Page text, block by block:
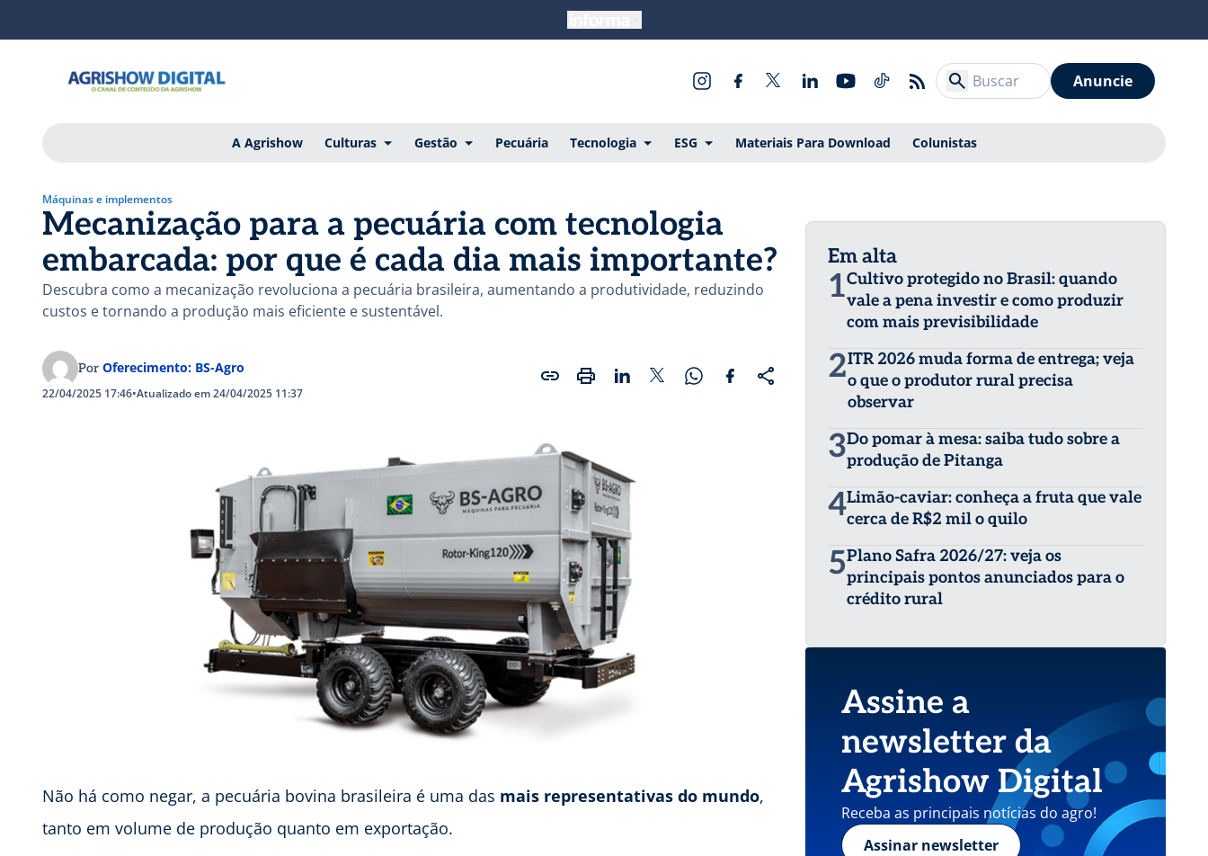
Anuncie
A Agrishow Culturas Gestão Pecuária Tecnologia ESG Materiais Para Download Colunistas
Máquinas e implementos
Mecanização para a pecuária com tecnologia
embarcada: por que é cada dia mais importante?
Descubra como a mecanização revoluciona a pecuária brasileira, aumentando a produtividade, reduzindo
custos e tornando a produção mais eficiente e sustentável.
Por Oferecimento: BS-Agro
22/04/2025 17:46•Atualizado em 24/04/2025 11:37
Não há como negar, a pecuária bovina brasileira é uma das mais representativas do mundo,
tanto em volume de produção quanto em exportação.
Em alta
1Cultivo protegido no Brasil: quando
vale a pena investir e como produzir
com mais previsibilidade
2ITR 2026 muda forma de entrega; veja
o que o produtor rural precisa
observar
3Do pomar à mesa: saiba tudo sobre a
produção de Pitanga
4Limão-caviar: conheça a fruta que vale
cerca de R$2 mil o quilo
5Plano Safra 2026/27: veja os
principais pontos anunciados para o
crédito rural
Assine a
newsletter da
Agrishow Digital
Receba as principais notícias do agro!
Assinar newsletter